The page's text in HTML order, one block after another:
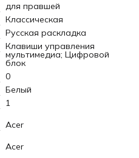
для правшей
Классическая
Русская раскладка
Клавиши управления
мультимедиа; Цифровой
блок
0
Белый
1
Acer
Acer